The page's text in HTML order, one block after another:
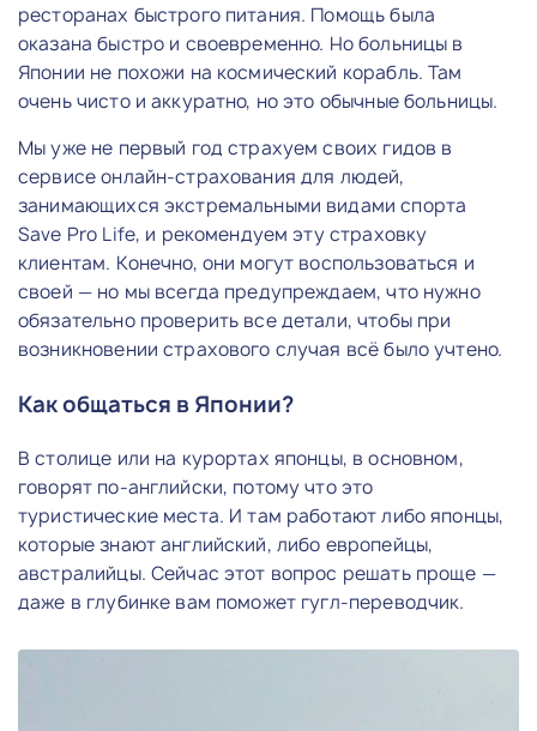
ресторанах быстрого питания. Помощь была
оказана быстро и своевременно. Но больницы в
Японии не похожи на космический корабль. Там
очень чисто и аккуратно, но это обычные больницы.
Мы уже не первый год страхуем своих гидов в
сервисе онлайн-страхования для людей,
занимающихся экстремальными видами спорта
Save Pro Life, и рекомендуем эту страховку
клиентам. Конечно, они могут воспользоваться и
своей — но мы всегда предупреждаем, что нужно
обязательно проверить все детали, чтобы при
возникновении страхового случая всё было учтено.
Как общаться в Японии?
В столице или на курортах японцы, в основном,
говорят по-английски, потому что это
туристические места. И там работают либо японцы,
которые знают английский, либо европейцы,
австралийцы. Сейчас этот вопрос решать проще —
даже в глубинке вам поможет гугл-переводчик.